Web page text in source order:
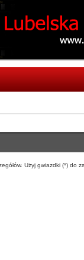
Użyj gwiazdki (*) do